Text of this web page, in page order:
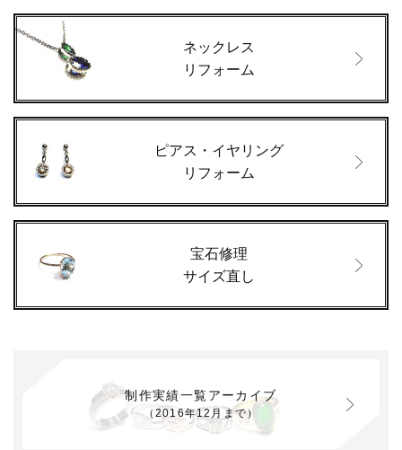
ネックレス
リフォーム
ピアス・イヤリング
リフォーム
宝石修理
サイズ直し
制作実績一覧アーカイブ
（2016年12月まで）